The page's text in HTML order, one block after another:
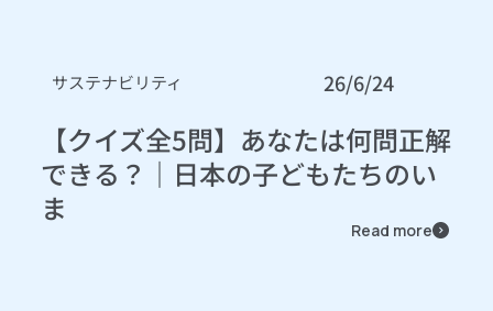
サステナビリティ 26/6/24
【クイズ全5問】あなたは何問正解
できる？｜日本の子どもたちのい
ま
Read more